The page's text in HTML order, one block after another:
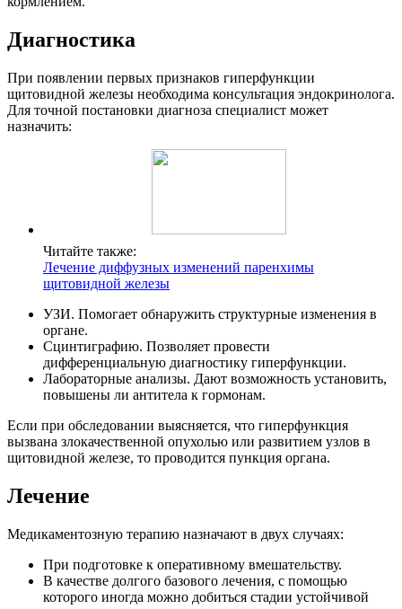
Диагностика
При появлении первых признаков гиперфункции
щитовидной железы необходима консультация эндокринолога.
Для точной постановки диагноза специалист может
назначить:
Читайте также:
Лечение диффузных изменений паренхимы
щитовидной железы
УЗИ. Помогает обнаружить структурные изменения в
органе.
Сцинтиграфию. Позволяет провести
дифференциальную диагностику гиперфункции.
Лабораторные анализы. Дают возможность установить,
повышены ли антитела к гормонам.
Если при обследовании выясняется, что гиперфункция
вызвана злокачественной опухолью или развитием узлов в
щитовидной железе, то проводится пункция органа.
Лечение
Медикаментозную терапию назначают в двух случаях:
При подготовке к оперативному вмешательству.
В качестве долгого базового лечения, с помощью
которого иногда можно добиться стадии устойчивой